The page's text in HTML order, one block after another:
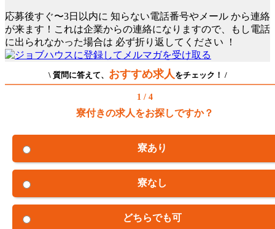
応募後すぐ〜3日以内に 知らない電話番号やメール から連絡
が来ます！これは企業からの連絡になりますので、もし電話
に出られなかった場合は 必ず折り返してください ！
\ 質問に答えて、 おすすめ求人をチェック！ /
1 / 4
寮付きの求人をお探しですか？
寮あり
寮なし
どちらでも可